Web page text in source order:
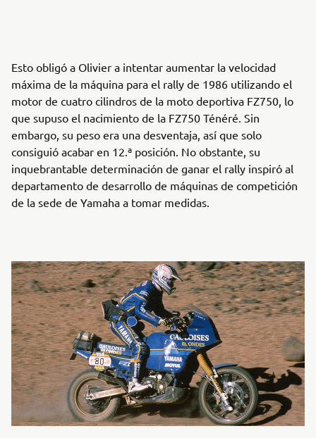
Esto obligó a Olivier a intentar aumentar la velocidad
máxima de la máquina para el rally de 1986 utilizando el
motor de cuatro cilindros de la moto deportiva FZ750, lo
que supuso el nacimiento de la FZ750 Ténéré. Sin
embargo, su peso era una desventaja, así que solo
consiguió acabar en 12.ª posición. No obstante, su
inquebrantable determinación de ganar el rally inspiró al
departamento de desarrollo de máquinas de competición
de la sede de Yamaha a tomar medidas.